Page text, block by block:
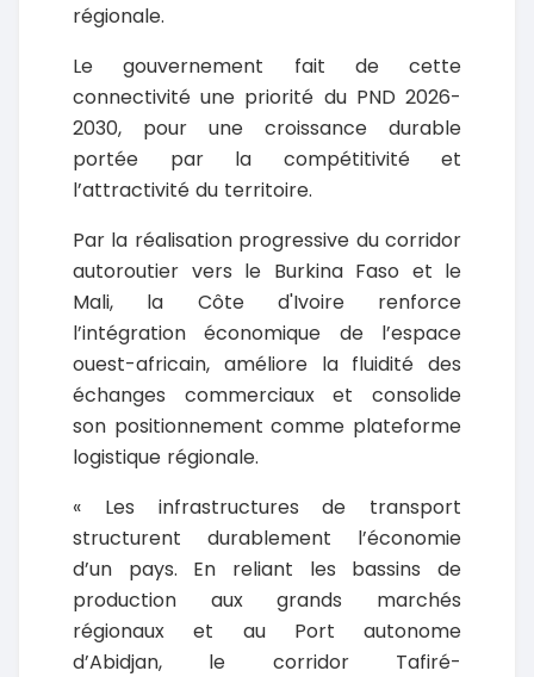
régionale.
Le gouvernement fait de cette
connectivité une priorité du PND 2026-
2030, pour une croissance durable
portée par la compétitivité et
l’attractivité du territoire.
Par la réalisation progressive du corridor
autoroutier vers le Burkina Faso et le
Mali, la Côte d'Ivoire renforce
l’intégration économique de l’espace
ouest-africain, améliore la fluidité des
échanges commerciaux et consolide
son positionnement comme plateforme
logistique régionale.
« Les infrastructures de transport
structurent durablement l’économie
d’un pays. En reliant les bassins de
production aux grands marchés
régionaux et au Port autonome
d’Abidjan, le corridor Tafiré-